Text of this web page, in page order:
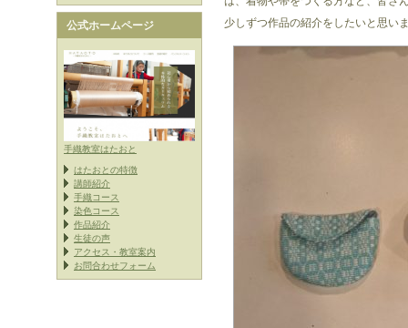
公式ホームページ
手織教室はたおと
はたおとの特徴
講師紹介
手織コース
染色コース
作品紹介
生徒の声
アクセス・教室案内
お問合わせフォーム
少しずつ作品の紹介をしたいと思い